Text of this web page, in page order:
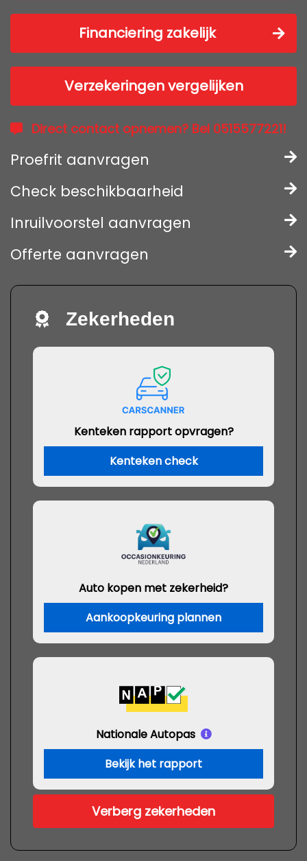
Financiering zakelijk
Verzekeringen vergelijken
Direct contact opnemen? Bel 0515577221!
Proefrit aanvragen
Check beschikbaarheid
Inruilvoorstel aanvragen
Offerte aanvragen
Zekerheden
Kenteken rapport opvragen?
Kenteken check
Auto kopen met zekerheid?
Aankoopkeuring plannen
Nationale Autopas
Bekijk het rapport
Verberg zekerheden